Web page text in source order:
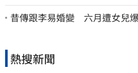
原地「傷心不已」
昔傳跟李易婚變 六月遭女兒
熱搜新聞